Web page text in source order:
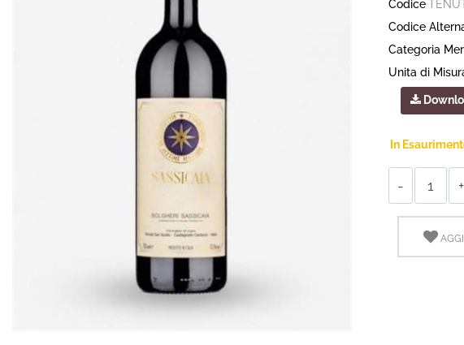
Codice
Codice
Categoria
Unita di
In